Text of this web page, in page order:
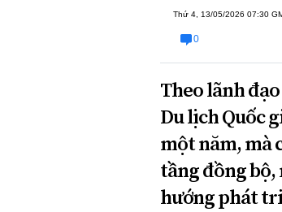
Thứ 4, 13/05/2026 07:30
0
Theo lãnh
Du lịch Quốc
một năm, mà
tầng đồng bộ,
hướng phát